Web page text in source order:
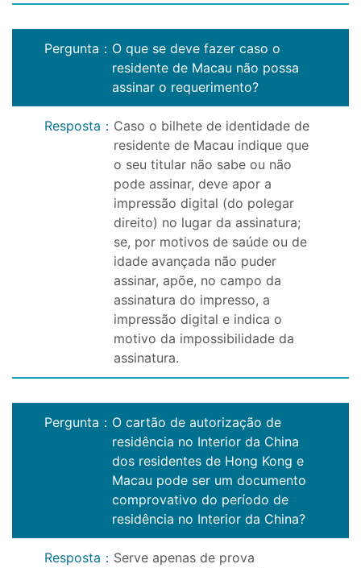
Pergunta ： O que se deve fazer caso o
residente de Macau não possa
assinar o requerimento?
Resposta ： Caso o bilhete de identidade de
residente de Macau indique que
o seu titular não sabe ou não
pode assinar, deve apor a
impressão digital (do polegar
direito) no lugar da assinatura;
se, por motivos de saúde ou de
idade avançada não puder
assinar, apõe, no campo da
assinatura do impresso, a
impressão digital e indica o
motivo da impossibilidade da
assinatura.
Pergunta ： O cartão de autorização de
residência no Interior da China
dos residentes de Hong Kong e
Macau pode ser um documento
comprovativo do período de
residência no Interior da China?
Resposta ： Serve apenas de prova